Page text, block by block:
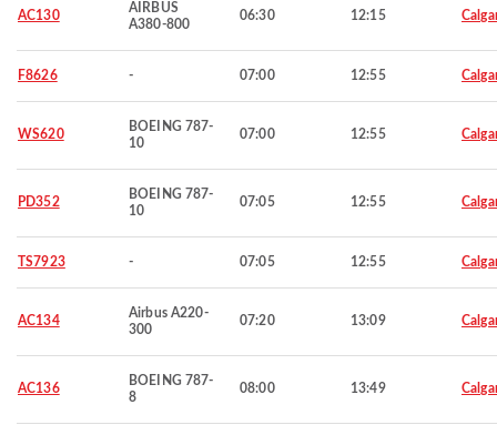
AC130
AIRBUS
A380-800
06:30 12:15
F8626 - 07:00 12:55
WS620
BOEING 787-
10
07:00 12:55
PD352
BOEING 787-
10
07:05 12:55
TS7923 - 07:05 12:55
AC134
Airbus A220-
300
07:20 13:09
AC136
BOEING 787-
8
08:00 13:49